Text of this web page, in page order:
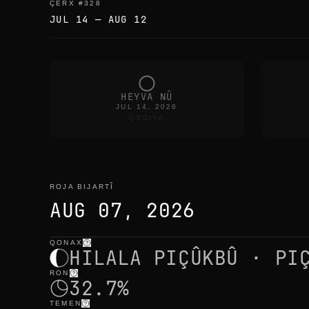
ÇERX #328
JUL 14 — AUG 12
HEYVA NÛ
JUL 14, 2026
ROJA BIJARTÎ
AUG 07, 2026
roja bijartî demên heyvê
QONAX
HILALA PIÇÛKBÛ ·
RON
32.7%
TEMEN